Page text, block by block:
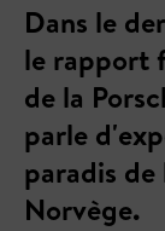
Dans le
le rapport
de la
parle
paradis
Norvège.